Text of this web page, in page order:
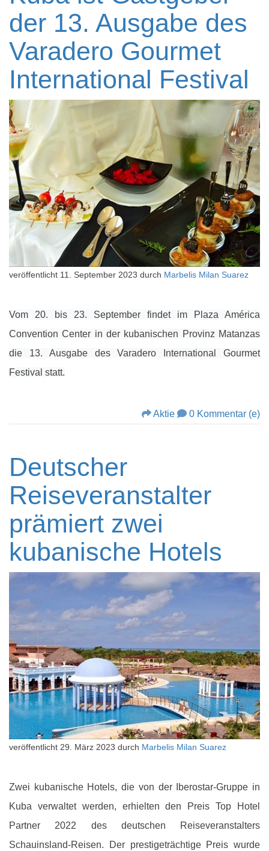
der 13. Ausgabe des
Varadero Gourmet
International Festival
veröffentlicht 11. September 2023 durch Marbelis Milan Suarez
Vom 20. bis 23. September findet im Plaza América
Convention Center in der kubanischen Provinz Matanzas
die 13. Ausgabe des Varadero International Gourmet
Festival statt.
Aktie 0 Kommentar (e)
Deutscher
Reiseveranstalter
prämiert zwei
kubanische Hotels
veröffentlicht 29. März 2023 durch Marbelis Milan Suarez
Zwei kubanische Hotels, die von der Iberostar-Gruppe in
Kuba verwaltet werden, erhielten den Preis Top Hotel
Partner 2022 des deutschen Reiseveranstalters
Schauinsland-Reisen. Der prestigeträchtige Preis wurde